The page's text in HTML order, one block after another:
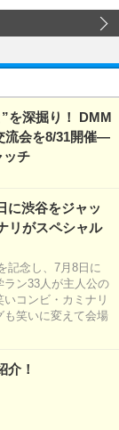
を深掘り！ DMM
流会を8/31開催―
ッチ
に渋谷をジャッ
リがスペシャル
記念し、7月8日に
ン33人が主人公の
コンビ・カミナリ
も笑いに変えて会場
介！